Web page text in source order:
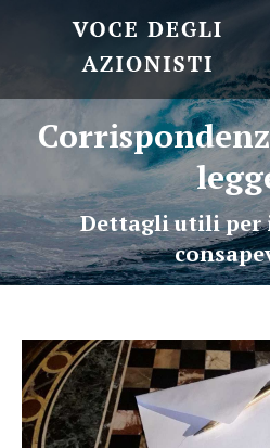
Dettagli utili per